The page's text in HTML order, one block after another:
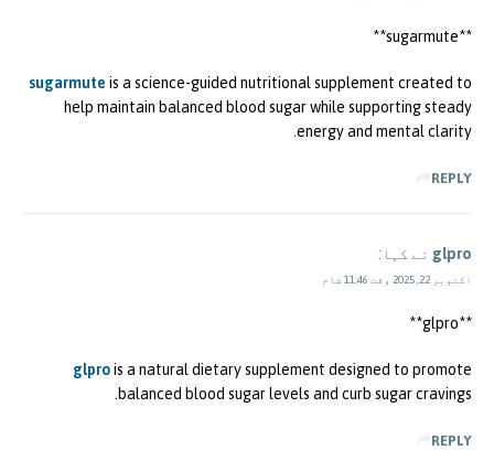
**sugarmute**
sugarmute is a science-guided nutritional supplement created to
help maintain balanced blood sugar while supporting steady
energy and mental clarity.
REPLY
glpro نے کہا:
اکتوبر 22, 2025 وقت 11:46 شام
** glpro**
glprois a natural dietary supplement designed to promote
balanced blood sugar levels and curb sugar cravings.
REPLY